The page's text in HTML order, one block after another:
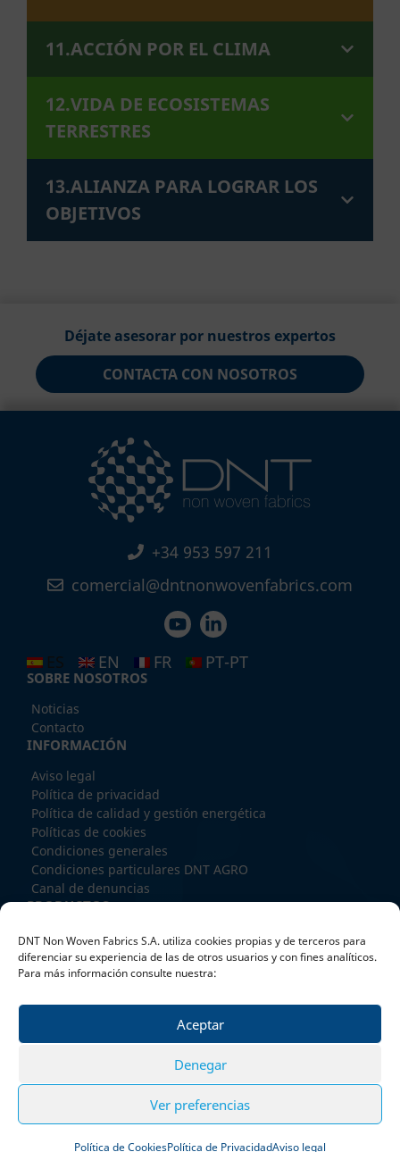
DNT Non Woven Fabrics S.A. utiliza cookies propias y de terceros para
diferenciar su experiencia de las de otros usuarios y con fines analíticos.
Para más información consulte nuestra:
Aceptar
Denegar
Ver preferencias
Política de CookiesPolítica de PrivacidadAviso legal
11.ACCIÓN POR EL CLIMA
12.VIDA DE ECOSISTEMAS
TERRESTRES
13.ALIANZA PARA LOGRAR LOS
OBJETIVOS
Déjate asesorar por nuestros expertos
CONTACTA CON NOSOTROS
+34 953 597 211
comercial@dntnonwovenfabrics.com
ES EN FR PT-PT
SOBRE NOSOTROS
Noticias
Contacto
INFORMACIÓN
Aviso legal
Política de privacidad
Política de calidad y gestión energética
Políticas de cookies
Condiciones generales
Condiciones particulares DNT AGRO
Canal de denuncias
PRODUCTOS
SPUNBOND
RECYCLED BOND
MELTBLOWN
TRABAJA CON NOSOTROS
© DNT NON WOVEN FABRICS 2025